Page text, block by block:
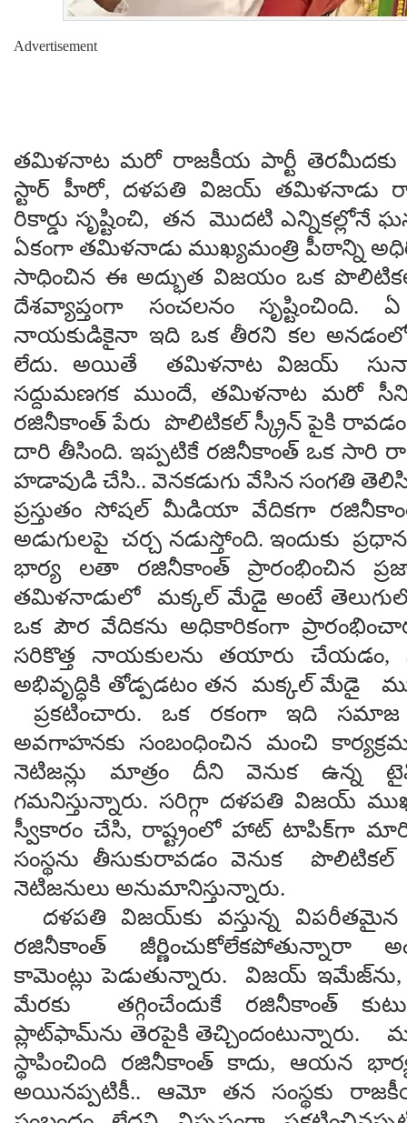
Advertisement
తమిళనాట మరో రాజకీయ పార్టీ తెరమీదకు
స్టార్ హీరో, దళపతి విజయ్ తమిళనాడు
రికార్డు సృష్టించి, తన మొదటి ఎన్నికల్లోనే
ఏకంగా తమిళనాడు ముఖ్యమంత్రి పీఠాన్ని
సాధించిన ఈ అద్భుత విజయం ఒక
దేశవ్యాప్తంగా సంచలనం
నాయకుడికైనా ఇది ఒక తీరని కల
లేదు. అయితే తమిళనాట విజయ్
సద్దుమణగక ముందే, తమిళనాట మరో
రజినీకాంత్ పేరు పొలిటికల్ స్క్రీన్ పైకి రావడం
దారి తీసింది. ఇప్పటికే రజినీకాంత్ ఒక సారి
హడావుడి చేసి.. వెనకడుగు వేసిన సంగతి
ప్రస్తుతం సోషల్ మీడియా వేదికగా
అడుగులపై చర్చ నడుస్తోంది. ఇందుకు
భార్య లతా రజినీకాంత్ ప్రారంభించిన
తమిళనాడులో మక్కల్ మేడై అంటే
ఒక పౌర వేదికను అధికారికంగా
సరికొత్త నాయకులను తయారు చేయడం,
అభివృద్ధికి తోడ్పడటం తన మక్కల్ మేడై
ప్రకటించారు. ఒక రకంగా ఇది
అవగాహనకు సంబంధించిన మంచి
నెటిజన్లు మాత్రం దీని వెనుక ఉన్న
గమనిస్తున్నారు. సరిగ్గా దళపతి విజయ్
స్వీకారం చేసి, రాష్ట్రంలో హాట్ టాపిక్‌గా
సంస్థను తీసుకురావడం వెనుక
నెటిజనులు అనుమానిస్తున్నారు.
దళపతి విజయ్‌కు వస్తున్న విపరీతమైన
రజినీకాంత్ జీర్ణించుకోలేకపోతున్నారా
కామెంట్లు పెడుతున్నారు. విజయ్
మేరకు తగ్గించేందుకే రజినీకాంత్
ప్లాట్‌ఫామ్‌ను తెరపైకి తెచ్చిందంటున్నారు.
స్థాపించింది రజినీకాంత్ కాదు, ఆయన
అయినప్పటికీ.. ఆమో తన సంస్థకు